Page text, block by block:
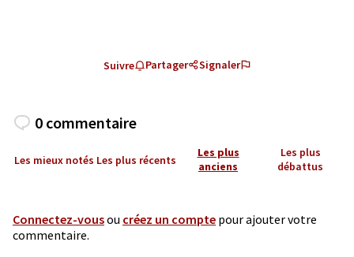
Suivre Partager Signaler
0 commentaire
Les mieux notés Les plus récents
Les plus
anciens
Les plus
débattus
Connectez-vousou créez un compte pour ajouter votre
commentaire.